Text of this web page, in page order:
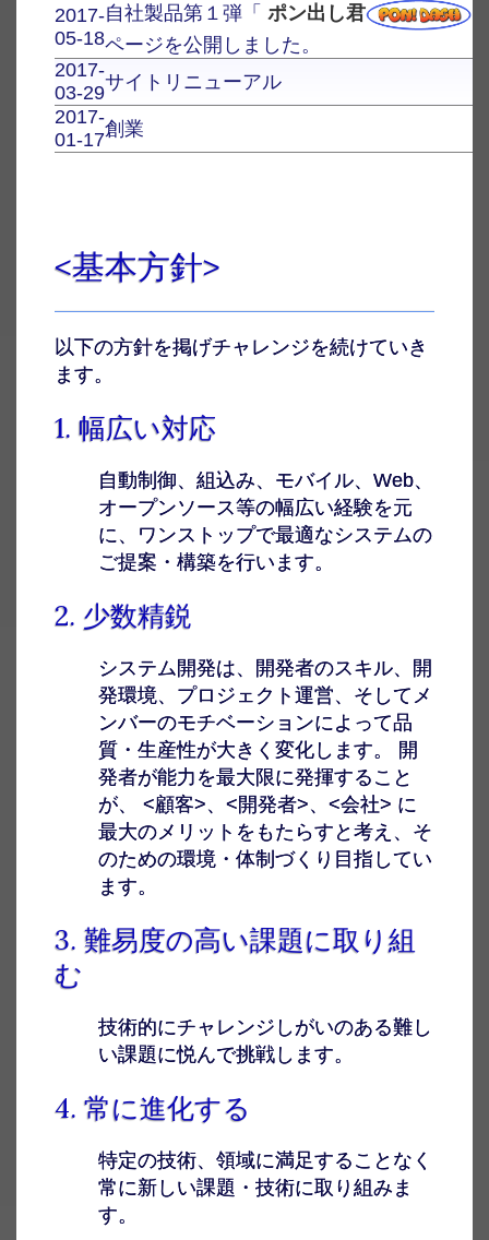
2017-
05-18
自社製品第１弾「 ポン出し君
ページを公開しました。
2017-
03-29サイトリニューアル
2017-
01-17創業
<基本方針>
以下の方針を掲げチャレンジを続けていき
ます。
1. 幅広い対応
自動制御、組込み、モバイル、Web、
オープンソース等の幅広い経験を元
に、ワンストップで最適なシステムの
ご提案・構築を行います。
2. 少数精鋭
システム開発は、開発者のスキル、開
発環境、プロジェクト運営、そしてメ
ンバーのモチベーションによって品
質・生産性が大きく変化します。 開
発者が能力を最大限に発揮すること
が、 <顧客>、<開発者>、<会社> に
最大のメリットをもたらすと考え、そ
のための環境・体制づくり目指してい
ます。
3. 難易度の高い課題に取り組
む
技術的にチャレンジしがいのある難し
い課題に悦んで挑戦します。
4. 常に進化する
特定の技術、領域に満足することなく
常に新しい課題・技術に取り組みま
す。